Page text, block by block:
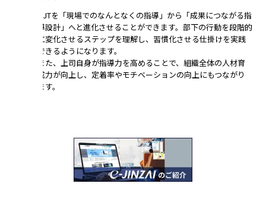
OJTを「現場でのなんとなくの指導」から「成果につながる指
導設計」へと進化させることができます。部下の行動を段階的
に変化させるステップを理解し、習慣化させる仕掛けを実践
できるようになります。
また、上司自身が指導力を高めることで、組織全体の人材育
成力が向上し、定着率やモチベーションの向上にもつながり
ます。